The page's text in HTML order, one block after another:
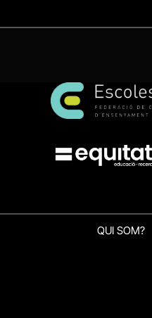
QUI SOM?